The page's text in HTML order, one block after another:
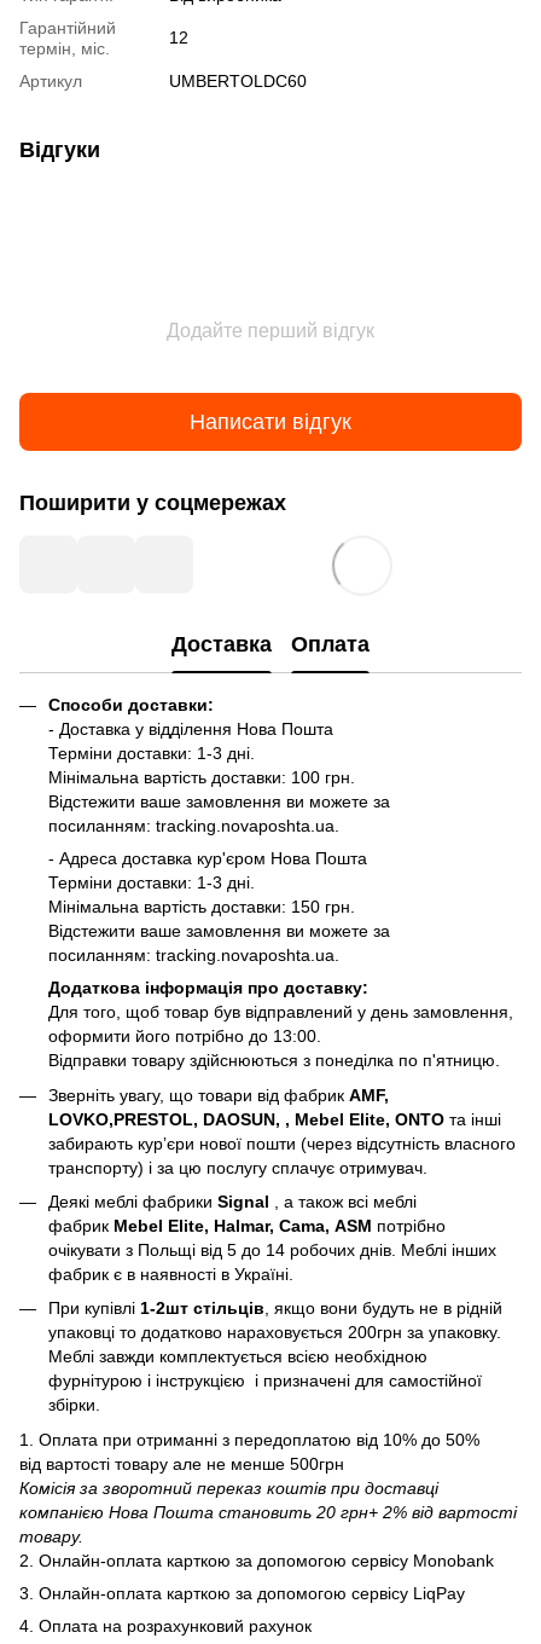
Гарантійний
термін, міс.
12
Артикул UMBERTOLDC60
Відгуки
Додайте перший відгук
Написати відгук
Поширити у соцмережах
Доставка Оплата
Способи доставки:
- Доставка у відділення Нова Пошта
Терміни доставки: 1-3 дні.
Мінімальна вартість доставки: 100 грн.
Відстежити ваше замовлення ви можете за
посиланням: tracking.novaposhta.ua.
- Адреса доставка кур'єром Нова Пошта
Терміни доставки: 1-3 дні.
Мінімальна вартість доставки: 150 грн.
Відстежити ваше замовлення ви можете за
посиланням: tracking.novaposhta.ua.
Додаткова інформація про доставку:
Для того, щоб товар був відправлений у день замовлення,
оформити його потрібно до 13:00.
Відправки товару здійснюються з понеділка по п'ятницю.
Зверніть увагу, що товари від фабрик AMF,
LOVKO,PRESTOL, DAOSUN, , Mebel Elite, ONTO та інші
забирають курʼєри нової пошти (через відсутність власного
транспорту) і за цю послугу сплачує отримувач.
Деякі меблі фабрики Signal , а також всі меблі
фабрик Mebel Elite, Halmar, Cama, ASM потрібно
очікувати з Польщі від 5 до 14 робочих днів. Меблі інших
фабрик є в наявності в Україні.
При купівлі 1-2шт стільців, якщо вони будуть не в рідній
упаковці то додатково нараховується 200грн за упаковку.
Меблі завжди комплектується всією необхідною
фурнітурою і інструкцією і призначені для самостійної
збірки.
1. Оплата при отриманні з передоплатою від 10% до 50%
від вартості товару але не менше 500грн
Комісія за зворотний переказ коштів при доставці
компанією Нова Пошта становить 20 грн+ 2% від вартості
товару.
2. Онлайн-оплата карткою за допомогою сервісу Monobank
3. Онлайн-оплата карткою за допомогою сервісу LiqPay
4. Оплата на розрахунковий рахунок